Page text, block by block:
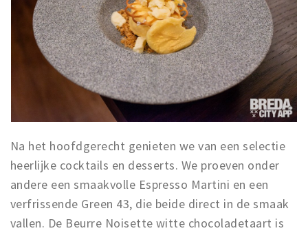
Na het hoofdgerecht genieten we van een selectie
heerlijke cocktails en desserts. We proeven onder
andere een smaakvolle Espresso Martini en een
verfrissende Green 43, die beide direct in de smaak
vallen. De Beurre Noisette witte chocoladetaart is